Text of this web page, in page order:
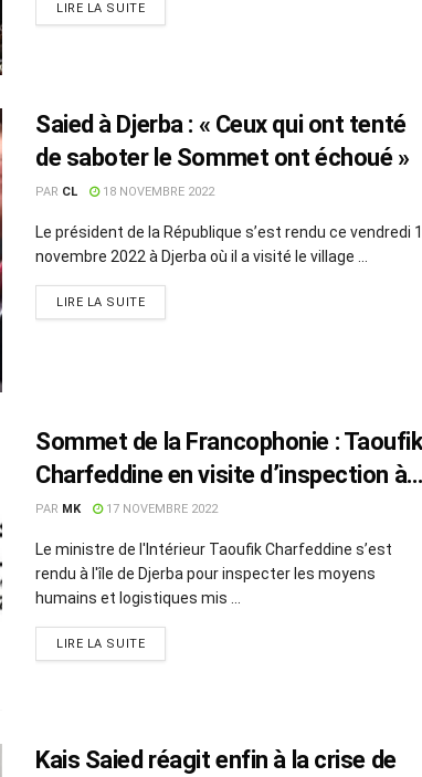
LIRE LA SUITE
Saied à Djerba : « Ceux qui ont tenté
de saboter le Sommet ont échoué »
PAR CL 18 NOVEMBRE 2022
Le président de la République s’est rendu ce vendredi
novembre 2022 à Djerba où il a visité le village ...
LIRE LA SUITE
Sommet de la Francophonie :
Charfeddine en visite d’inspection à
Djerba
PAR MK 17 NOVEMBRE 2022
Le ministre de l'Intérieur Taoufik Charfeddine s’est
rendu à l'île de Djerba pour inspecter les moyens
humains et logistiques mis ...
LIRE LA SUITE
Kais Saied réagit enfin à la crise de